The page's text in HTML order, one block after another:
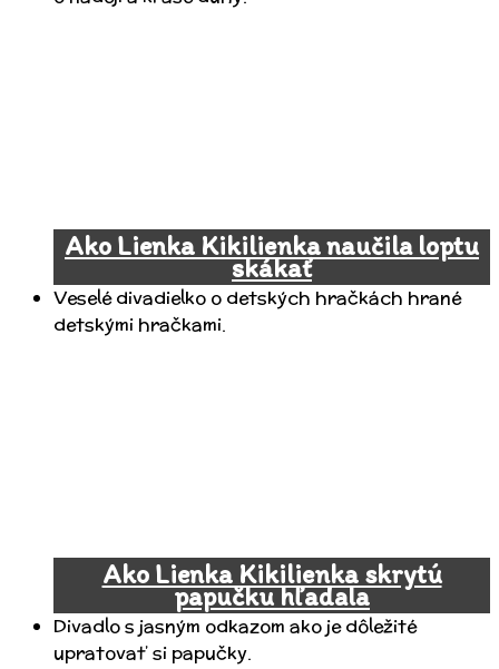
Ako Lienka Kikilienka naučila loptu
skákať
Veselé divadielko o detských hračkách hrané
detskými hračkami.
Ako Lienka Kikilienka skrytú
papučku hľadala
Divadlo s jasným odkazom ako je dôležité
upratovať si papučky.